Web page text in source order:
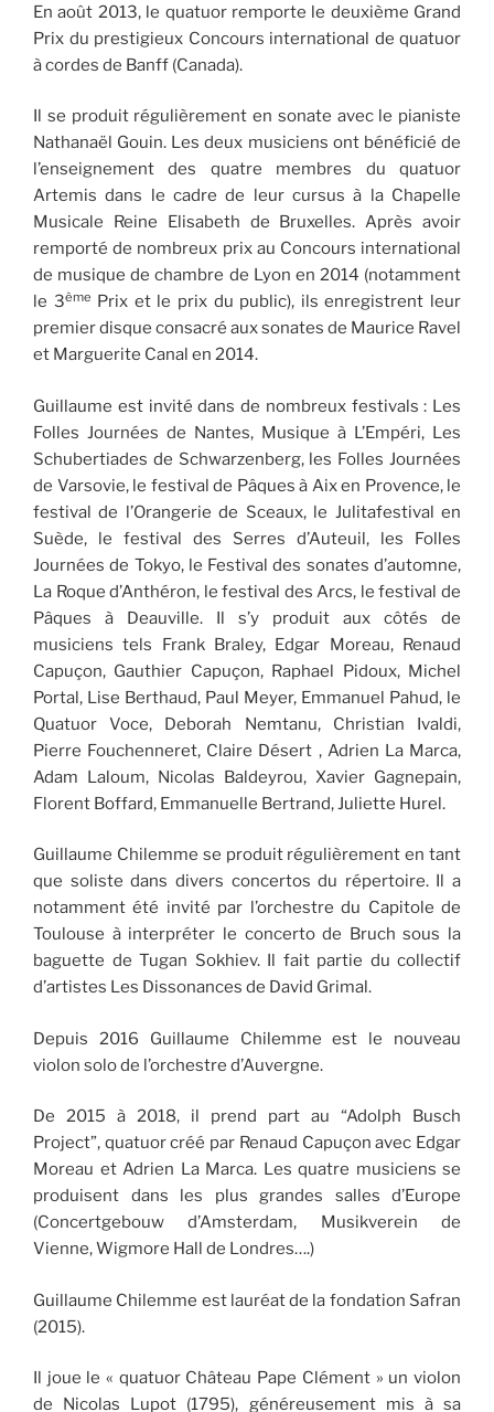
En août 2013, le quatuor remporte le deuxième Grand
Prix du prestigieux Concours international de quatuor
à cordes de Banff (Canada).
Il se produit régulièrement en sonate avec le pianiste
Nathanaël Gouin. Les deux musiciens ont bénéficié de
l’enseignement des quatre membres du quatuor
Artemis dans le cadre de leur cursus à la Chapelle
Musicale Reine Elisabeth de Bruxelles. Après avoir
remporté de nombreux prix au Concours international
de musique de chambre de Lyon en 2014 (notamment
le 3ème Prix et le prix du public), ils enregistrent leur
premier disque consacré aux sonates de Maurice Ravel
et Marguerite Canal en 2014.
Guillaume est invité dans de nombreux festivals : Les
Folles Journées de Nantes, Musique à L’Empéri, Les
Schubertiades de Schwarzenberg, les Folles Journées
de Varsovie, le festival de Pâques à Aix en Provence, le
festival de l’Orangerie de Sceaux, le Julitafestival en
Suède, le festival des Serres d’Auteuil, les Folles
Journées de Tokyo, le Festival des sonates d’automne,
La Roque d’Anthéron, le festival des Arcs, le festival de
Pâques à Deauville. Il s’y produit aux côtés de
musiciens tels Frank Braley, Edgar Moreau, Renaud
Capuçon, Gauthier Capuçon, Raphael Pidoux, Michel
Portal, Lise Berthaud, Paul Meyer, Emmanuel Pahud, le
Quatuor Voce, Deborah Nemtanu, Christian Ivaldi,
Pierre Fouchenneret, Claire Désert , Adrien La Marca,
Adam Laloum, Nicolas Baldeyrou, Xavier Gagnepain,
Florent Boffard, Emmanuelle Bertrand, Juliette Hurel.
Guillaume Chilemme se produit régulièrement en tant
que soliste dans divers concertos du répertoire. Il a
notamment été invité par l’orchestre du Capitole de
Toulouse à interpréter le concerto de Bruch sous la
baguette de Tugan Sokhiev. Il fait partie du collectif
d’artistes Les Dissonances de David Grimal.
Depuis 2016 Guillaume Chilemme est le nouveau
violon solo de l’orchestre d’Auvergne.
De 2015 à 2018, il prend part au “Adolph Busch
Project”, quatuor créé par Renaud Capuçon avec Edgar
Moreau et Adrien La Marca. Les quatre musiciens se
produisent dans les plus grandes salles d’Europe
(Concertgebouw d’Amsterdam, Musikverein de
Vienne, Wigmore Hall de Londres….)
Guillaume Chilemme est lauréat de la fondation Safran
(2015).
Il joue le « quatuor Château Pape Clément » un violon
de Nicolas Lupot (1795), généreusement mis à sa